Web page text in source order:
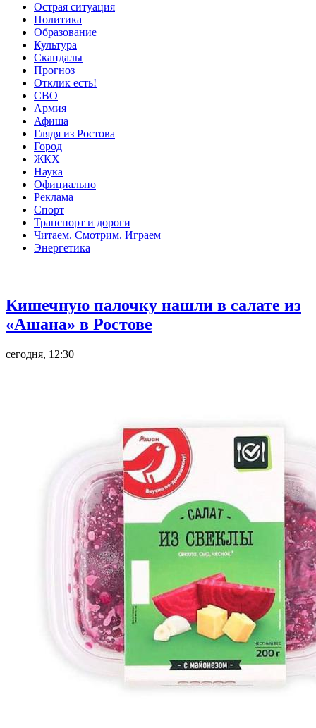
Острая ситуация
Политика
Образование
Культура
Скандалы
Прогноз
Отклик есть!
СВО
Армия
Афиша
Глядя из Ростова
Город
ЖКХ
Наука
Официально
Реклама
Спорт
Транспорт и дороги
Читаем. Смотрим. Играем
Энергетика
Кишечную палочку нашли в салате из
«Ашана» в Ростове
сегодня, 12:30